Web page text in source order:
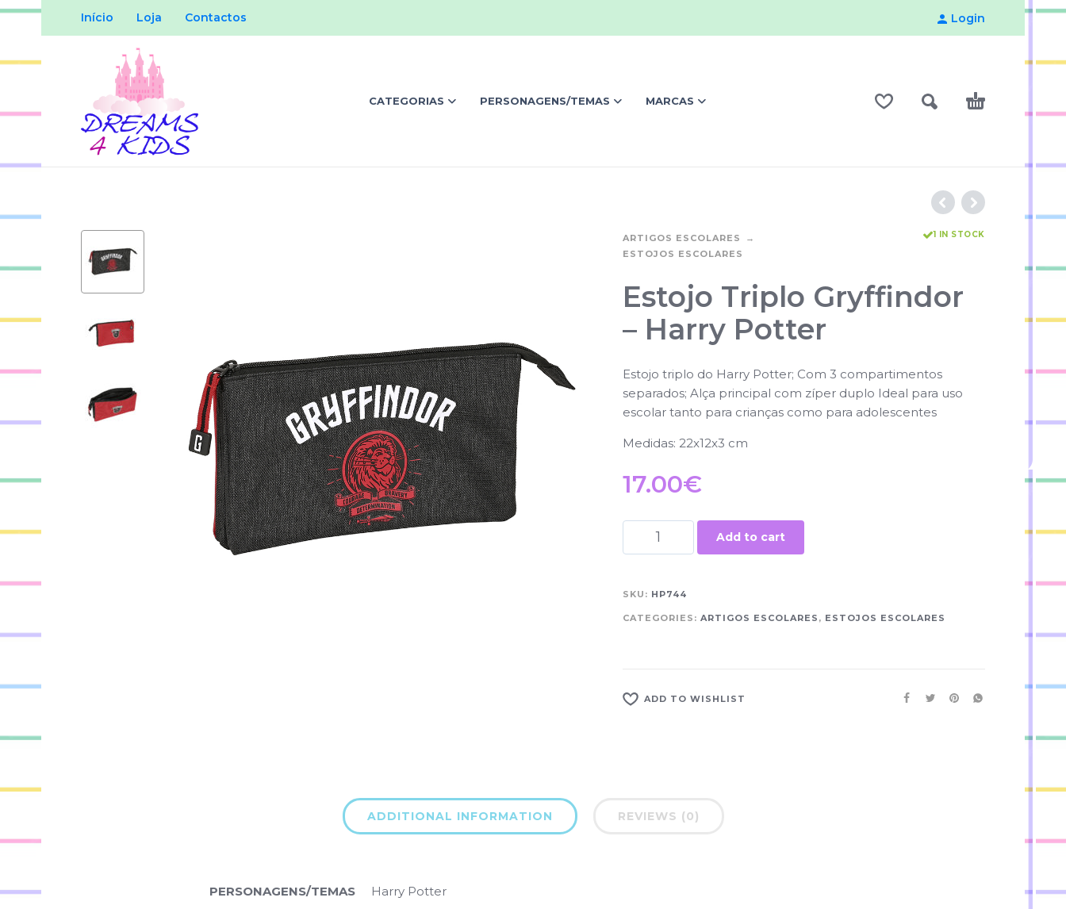
Início Loja Contactos Login
CATEGORIAS PERSONAGENS/TEMAS MARCAS
ARTIGOS ESCOLARES
ESTOJOS ESCOLARES
1 IN STOCK
Estojo Triplo Gryffindor
– Harry Potter
Estojo triplo do Harry Potter; Com 3 compartimentos
separados; Alça principal com zíper duplo Ideal para uso
escolar tanto para crianças como para adolescentes
Medidas: 22x12x3 cm
17.00€
Add to cart
SKU: HP744
CATEGORIES: ARTIGOS ESCOLARES , ESTOJOS ESCOLARES
ADD TO WISHLIST
ADDITIONAL INFORMATION REVIEWS (0)
PERSONAGENS/TEMAS Harry Potter